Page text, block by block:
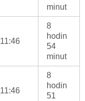
minut
11:46
8
hodin
54
minut
11:46
8
hodin
51